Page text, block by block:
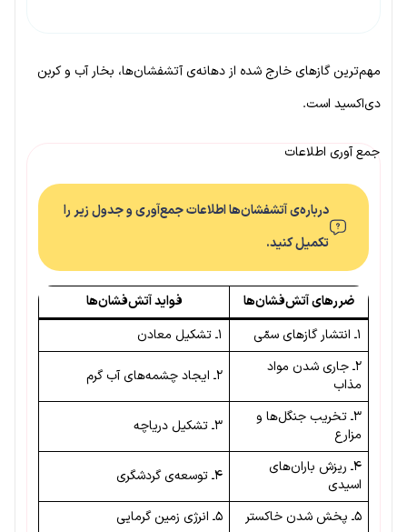
مهم‌ترین گازهای خارج شده از دهانه‌ی آتشفشان‌ها، بخار آب و کربن
دی‌اکسید است.
جمع آوری اطلاعات
درباره‌ی آتشفشان‌ها اطلاعات جمع‌آوری و جدول زیر را
تکمیل کنید.
ضررهای آتش‌فشان‌ها
فواید آتش‌فشان‌ها
۱ـ انتشار گازهای سمّی
۱ـ تشکیل معادن
۲ـ جاری شدن مواد
مذاب
۲ـ ایجاد چشمه‌های آب گرم
۳ـ تخریب جنگل‌ها و
مزارع
۳ـ تشکیل دریاچه
۴ـ ریزش باران‌های
اسیدی
۴ـ توسعه‌ی گردشگری
۵ـ پخش شدن خاکستر ۵ـ انرژی زمین گرمایی